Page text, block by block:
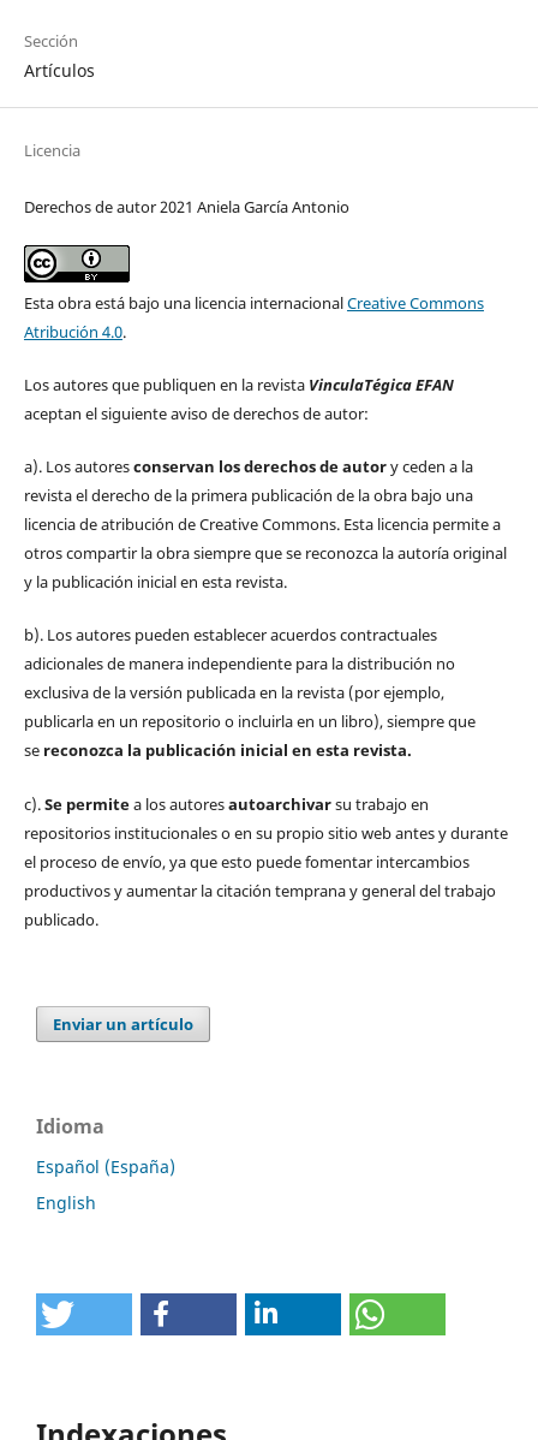
Sección
Artículos
Licencia
Derechos de autor 2021 Aniela García Antonio
Esta obra está bajo una licencia internacionalCreative Commons
Atribución 4.0.
Los autores que publiquen en la revista VinculaTégica EFAN
aceptan el siguiente aviso de derechos de autor:
a). Los autoresconservan los derechos de autory ceden a la
revista el derecho de la primera publicación de la obra bajo una
licencia de atribución de Creative Commons. Esta licencia permite a
otros compartir la obra siempre que se reconozca la autoría original
y la publicación inicial en esta revista.
b). Los autores pueden establecer acuerdos contractuales
adicionales de manera independiente para la distribución no
exclusiva de la versión publicada en la revista (por ejemplo,
publicarla en un repositorio o incluirla en un libro), siempre que
sereconozca la publicación inicial en esta revista.
c).Se permitea los autoresautoarchivarsu trabajo en
repositorios institucionales o en su propio sitio web antes y durante
el proceso de envío, ya que esto puede fomentar intercambios
productivos y aumentar la citación temprana y general del trabajo
publicado.
Enviar un artículo
Idioma
Español (España)
English